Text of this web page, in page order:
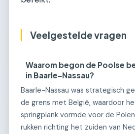
Veelgestelde vragen
Waarom begon de Poolse
in Baarle-Nassau?
Baarle-Nassau was strategisch
de grens met België, waardoor
springplank vormde voor de
rukken richting het zuiden van